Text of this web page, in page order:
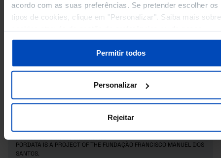
acordo com as suas preferências. Se pretender escolher os
tipos de cookies, clique em "Personalizar". Saiba mais sobre
Política de Cookies.
Permitir todos
Personalizar
Rejeitar
RELATED
Wine production by colour in Municipalities
Area in Municipalities
PORDATA IS A PROJECT OF THE FUNDAÇÃO FRANCISCO MANUEL DOS
SANTOS.